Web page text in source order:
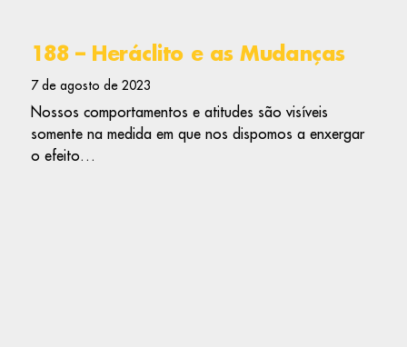
188 – Heráclito e as Mudanças
7 de agosto de 2023
Nossos comportamentos e atitudes são visíveis
somente na medida em que nos dispomos a enxergar
o efeito…